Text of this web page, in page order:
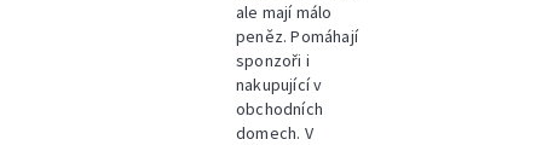
ale mají málo
peněz. Pomáhají
sponzoři i
nakupující v
obchodních
domech. V